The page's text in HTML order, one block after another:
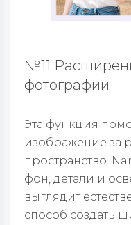
№11
фотографии
Эта функция
изображение за
пространство.
фон, детали и
выглядит
способ создать